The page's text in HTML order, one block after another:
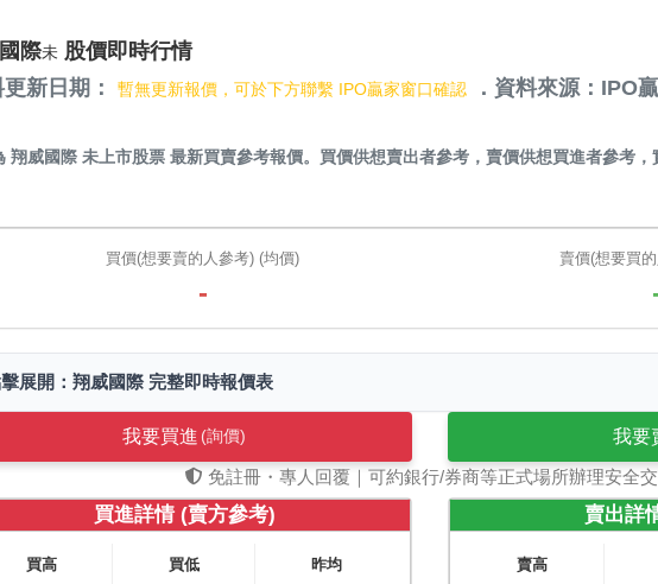
際未 股價即時行情
更新日期：暫無更新報價，可於下方聯繫 IPO贏家窗口確認
．資料來源：IPO
翔威國際 未上市股票 最新買賣參考報價。買價供想賣出者參考，賣價供想買進者參考
買價(想要賣的人參考) (均價)
-
賣價(想要買
展開：翔威國際 完整即時報價表
我要買進 (詢價) 我要
免註冊・專人回覆｜可約銀行/券商等正式場所辦理安全交
買進詳情 (賣方參考)
買高 買低 昨均
賣出詳
賣高